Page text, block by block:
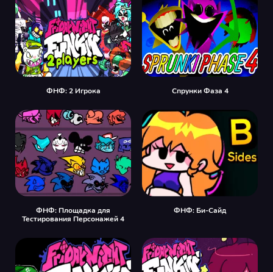
ФНФ: 2 Игрока Спрунки Фаза 4
ФНФ: Площадка для
Тестирования Персонажей 4
ФНФ: Би-Сайд